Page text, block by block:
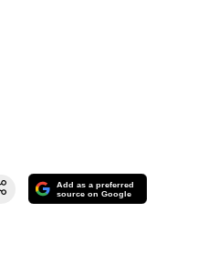
Add as a preferred
source on Google